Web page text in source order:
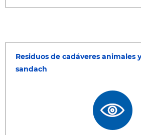
Residuos de cadáveres animales
sandach